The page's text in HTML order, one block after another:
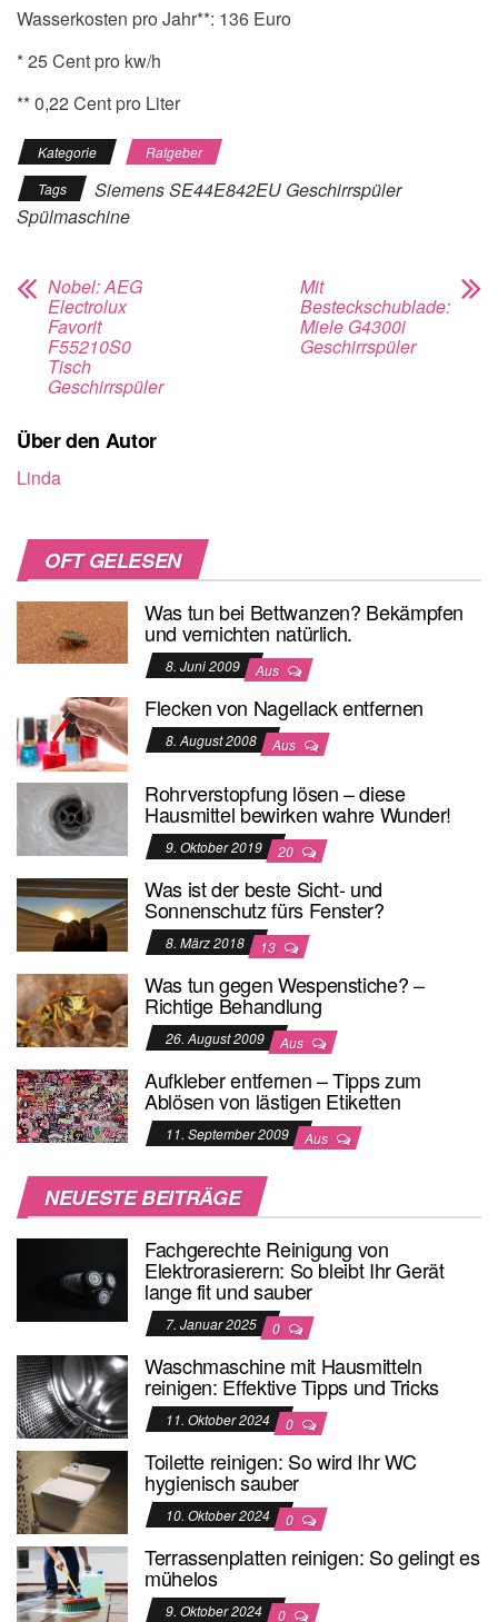
Wasserkosten pro Jahr**: 136 Euro
* 25 Cent pro kw/h
** 0,22 Cent pro Liter
Kategorie
Ratgeber
Tags
Siemens SE44E842EU Geschirrspüler
Spülmaschine
Nobel: AEG
Electrolux
Favorit
F55210S0
Tisch
Geschirrspüler
Mit
Besteckschublade:
Miele G4300i
Geschirrspüler
Über den Autor
Linda
OFT GELESEN
Was tun bei Bettwanzen? Bekämpfen
und vernichten natürlich.
8. Juni 2009 Aus
Flecken von Nagellack entfernen
8. August 2008 Aus
Rohrverstopfung lösen – diese
Hausmittel bewirken wahre Wunder!
9. Oktober 2019 20
Was ist der beste Sicht- und
Sonnenschutz fürs Fenster?
8. März 2018 13
Was tun gegen Wespenstiche? –
Richtige Behandlung
26. August 2009 Aus
Aufkleber entfernen – Tipps zum
Ablösen von lästigen Etiketten
11. September 2009 Aus
NEUESTE BEITRÄGE
Fachgerechte Reinigung von
Elektrorasierern: So bleibt Ihr Gerät
lange fit und sauber
7. Januar 2025 0
Waschmaschine mit Hausmitteln
reinigen: Effektive Tipps und Tricks
11. Oktober 2024 0
Toilette reinigen: So wird Ihr WC
hygienisch sauber
10. Oktober 2024 0
Terrassenplatten reinigen: So gelingt es
mühelos
9. Oktober 2024 0